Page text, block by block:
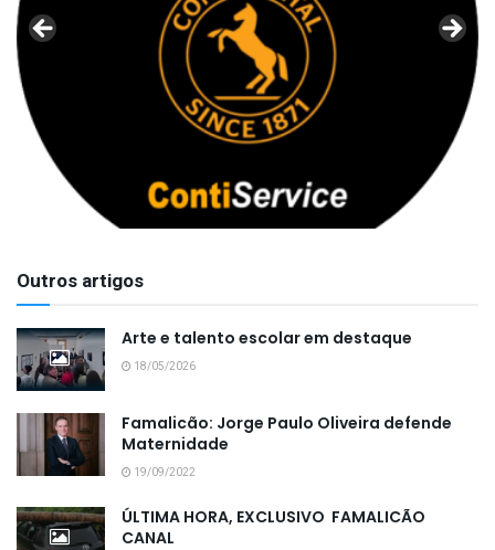
Outros artigos
Arte e talento escolar em destaque
18/05/2026
Famalicão: Jorge Paulo Oliveira defende
Maternidade
19/09/2022
ÚLTIMA HORA, EXCLUSIVO FAMALICÃO
CANAL